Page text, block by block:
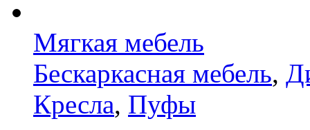
Мягкая мебель
Бескаркасная мебель,
Кресла, Пуфы